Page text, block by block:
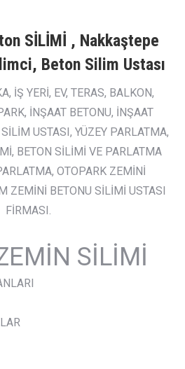
SİLİMİ , Nakkaştepe
Beton Silim Ustası
İŞ YERİ, EV, TERAS, BALKON,
İNŞAAT BETONU, İNŞAAT
USTASI, YÜZEY PARLATMA,
BETON SİLİMİ VE PARLATMA
OTOPARK ZEMİNİ
ZEMİNİ BETONU SİLİMİ USTASI
FİRMASI.
SİLİMİ